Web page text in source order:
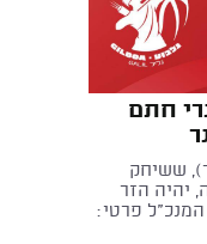
חתם
ה־26 (1.98 מטר), ששיחק
יהיה הזר
המנכ"ל פרטי: